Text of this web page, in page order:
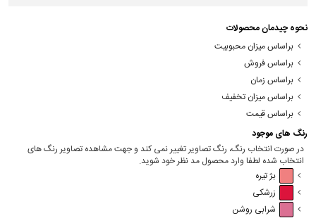
نحوه چیدمان محصولات
براساس میزان محبوبیت
براساس فروش
براساس زمان
براساس میزان تخفیف
براساس قیمت
رنگ های موجود
در صورت انتخاب رنگ، رنگ تصاویر تغییر نمی کند و جهت مشاهده تصاویر رنگ های
انتخاب شده لطفا وارد محصول مد نظر خود شوید.
بژ تیره
زرشکی
شرابی روشن